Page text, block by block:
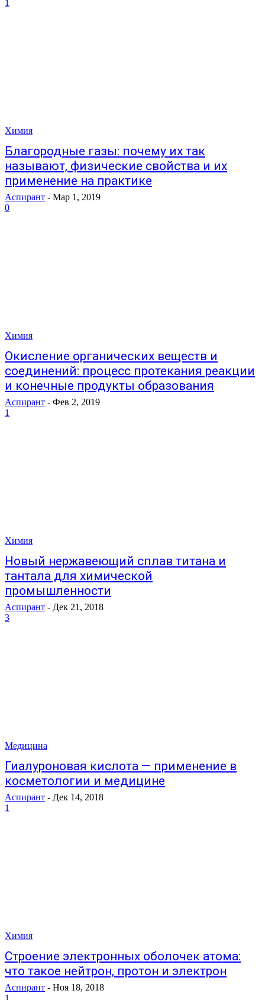
1
Химия
Благородные газы: почему их так
называют, физические свойства и их
применение на практике
Аспирант - Мар 1, 2019
0
Химия
Окисление органических веществ и
соединений: процесс протекания реакции
и конечные продукты образования
Аспирант - Фев 2, 2019
1
Химия
Новый нержавеющий сплав титана и
тантала для химической
промышленности
Аспирант - Дек 21, 2018
3
Медицина
Гиалуроновая кислота — применение в
косметологии и медицине
Аспирант - Дек 14, 2018
1
Химия
Строение электронных оболочек атома:
что такое нейтрон, протон и электрон
Аспирант - Ноя 18, 2018
1